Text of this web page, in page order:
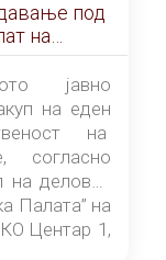
под
на
јавно
на еден
на
деловен
Палата” на
Центар 1,